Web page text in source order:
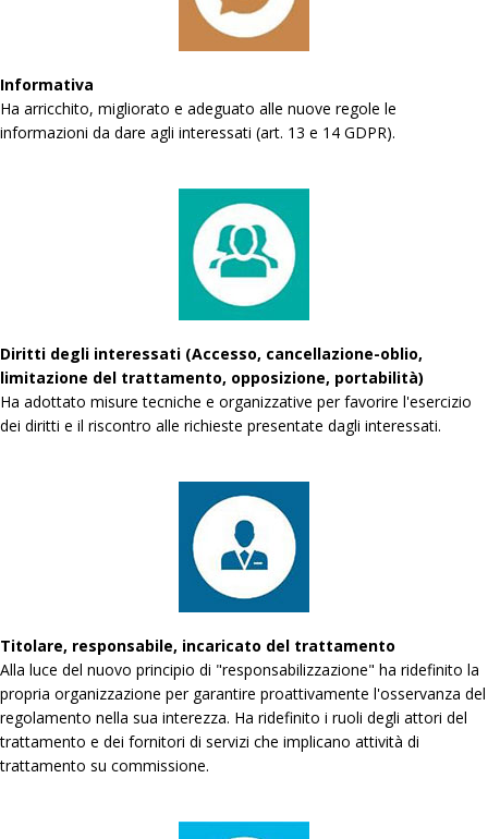
Informativa
Ha arricchito, migliorato e adeguato alle nuove regole le
informazioni da dare agli interessati (art. 13 e 14 GDPR).
Diritti degli interessati (Accesso, cancellazione-oblio,
limitazione del trattamento, opposizione, portabilità)
Ha adottato misure tecniche e organizzative per favorire l'esercizio
dei diritti e il riscontro alle richieste presentate dagli interessati.
Titolare, responsabile, incaricato del trattamento
Alla luce del nuovo principio di "responsabilizzazione" ha ridefinito la
propria organizzazione per garantire proattivamente l'osservanza del
regolamento nella sua interezza. Ha ridefinito i ruoli degli attori del
trattamento e dei fornitori di servizi che implicano attività di
trattamento su commissione.